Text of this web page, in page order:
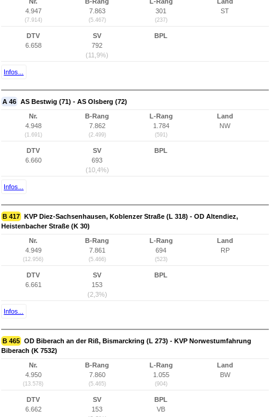
4.947
(7.914)
7.863
(5.467)
301
(237)
ST
DTV
6.658
SV
792
(11,9%)
BPL
Infos...
A 46 AS Bestwig (71) - AS Olsberg (72)
Nr.
4.948
(1.691)
B-Rang
7.862
(2.499)
L-Rang
1.784
(591)
Land
NW
DTV
6.660
SV
693
(10,4%)
BPL
Infos...
B 417 KVP Diez-Sachsenhausen, Koblenzer Straße (L 318) - OD Altendiez,
Heistenbacher Straße (K 30)
Nr.
4.949
(12.956)
B-Rang
7.861
(5.466)
L-Rang
694
(523)
Land
RP
DTV
6.661
SV
153
(2,3%)
BPL
Infos...
B 465 OD Biberach an der Riß, Bismarckring (L 273) - KVP Norwestumfahrung
Biberach (K 7532)
Nr.
4.950
(13.578)
B-Rang
7.860
(5.465)
L-Rang
1.055
(904)
Land
BW
DTV
6.662
SV
153
BPL
VB